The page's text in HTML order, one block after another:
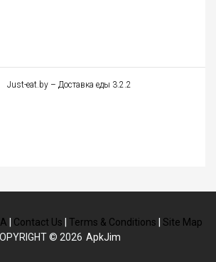
Just-eat.by – Доставка еды 3.2.2
Contact Us Terms & Conditions
Site Map
© 2026 ApkJim